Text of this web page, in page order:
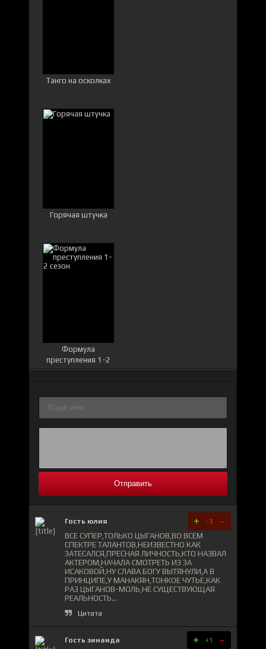
Танго на осколках
Горячая штучка
Формула
преступления 1-2
сезон
Отправить
Гость юлия + -3 -
ВСЕ СУПЕР,ТОЛЬКО ЦЫГАНОВ,ВО ВСЕМ
СПЕКТРЕ ТАЛАНТОВ,НЕИЗВЕСТНО КАК
ЗАТЕСАЛСЯ,ПРЕСНАЯ ЛИЧНОСТЬ,КТО НАЗВАЛ
АКТЕРОМ,НАЧАЛА СМОТРЕТЬ ИЗ ЗА
ИСАКОВОЙ,НУ СЛАВА БОГУ ВЫТЯНУЛИ,А В
ПРИНЦИПЕ,У МАНАКЯН,ТОНКОЕ ЧУТЬЕ,КАК
РАЗ ЦЫГАНОВ-МОЛЬ,НЕ СУЩЕСТВУЮЩАЯ
РЕАЛЬНОСТЬ...
Цитата
Гость зинаида + +1 -